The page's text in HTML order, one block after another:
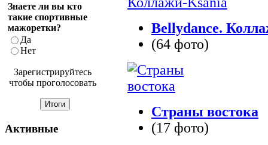
Bellydance.
(64 фото)
Страны востока
(17 фото)
Знаете ли вы кто
такие спортивные
мажоретки?
Да
Нет
Зарегистрируйтесь
чтобы проголосовать
Активные